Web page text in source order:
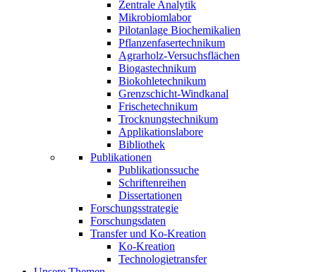
Zentrale Analytik
Mikrobiomlabor
Pilotanlage Biochemikalien
Pflanzenfasertechnikum
Agrarholz-Versuchsflächen
Biogastechnikum
Biokohletechnikum
Grenzschicht-Windkanal
Frischetechnikum
Trocknungstechnikum
Applikationslabore
Bibliothek
Publikationen
Publikationssuche
Schriftenreihen
Dissertationen
Forschungsstrategie
Forschungsdaten
Transfer und Ko-Kreation
Ko-Kreation
Technologietransfer